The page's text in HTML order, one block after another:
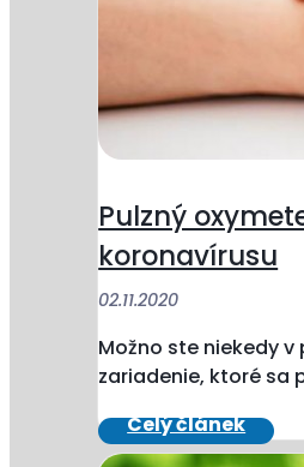
Pulzný
koronavírusu
02.11.2020
Možno ste niekedy
zariadenie, ktoré sa